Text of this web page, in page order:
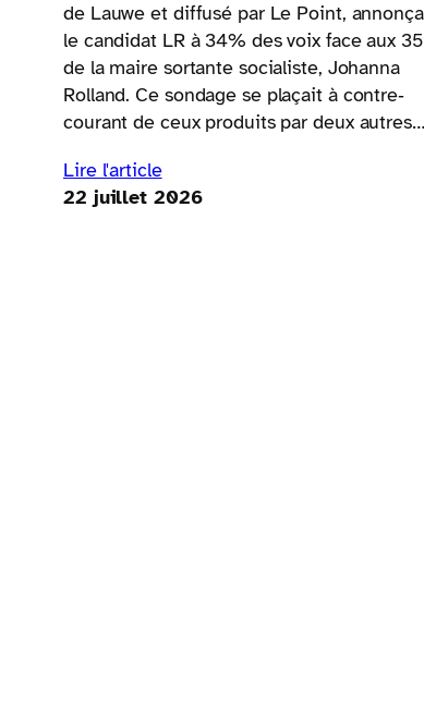
de Lauwe et diffusé par Le Point,
le candidat LR à 34% des voix face aux
de la maire sortante socialiste, Johanna
Rolland. Ce sondage se plaçait à contre‐
courant de ceux produits par deux autres…
Lire l'article
22 juillet 2026